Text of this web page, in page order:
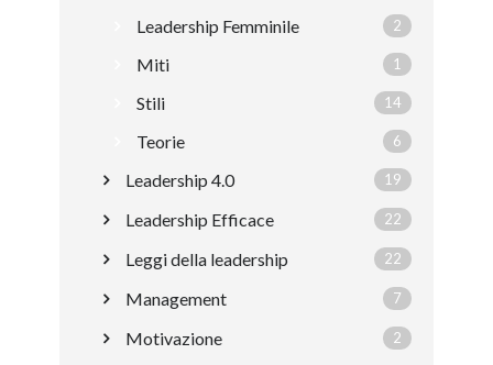
Leadership Femminile 2
Miti 1
Stili 14
Teorie 6
Leadership 4.0 19
Leadership Efficace 22
Leggi della leadership 22
Management 7
Motivazione 2